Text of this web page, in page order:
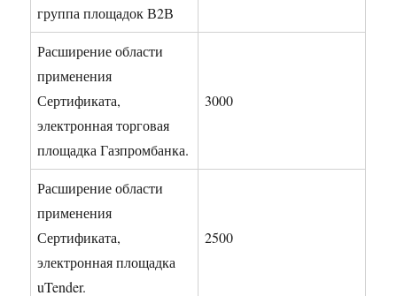
группа площадок В2В
Расширение области
применения
Сертификата,
электронная торговая
площадка Газпромбанка.
3000
Расширение области
применения
Сертификата,
электронная площадка
uTender.
2500